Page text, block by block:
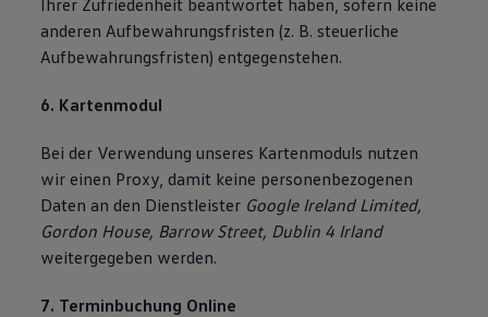
Ihrer Zufriedenheit beantwortet haben, sofern keine
anderen Aufbewahrungsfristen (z. B. steuerliche
Aufbewahrungsfristen) entgegenstehen.
6. Kartenmodul
Bei der Verwendung unseres Kartenmoduls nutzen
wir einen Proxy, damit keine personenbezogenen
Daten an den Dienstleister Google Ireland Limited,
Gordon House, Barrow Street, Dublin 4 Irland
weitergegeben werden.
7. Terminbuchung Online